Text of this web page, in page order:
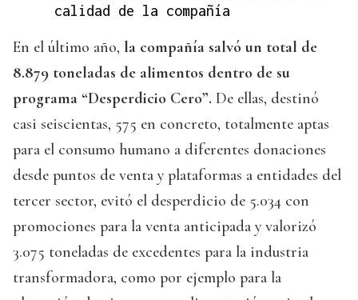
calidad de la compañía
En el último año, la compañía salvó un total de
8.879 toneladas de alimentos dentro de su
programa “Desperdicio Cero”. De ellas, destinó
casi seiscientas, 575 en concreto, totalmente aptas
para el consumo humano a diferentes donaciones
desde puntos de venta y plataformas a entidades del
tercer sector, evitó el desperdicio de 5.034 con
promociones para la venta anticipada y valorizó
3.075 toneladas de excedentes para la industria
transformadora, como por ejemplo para la